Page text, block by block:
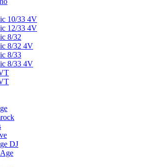
10/33 4V
12/33 4V
8/32
8/32 4V
8/33
8/33 4V
DJ